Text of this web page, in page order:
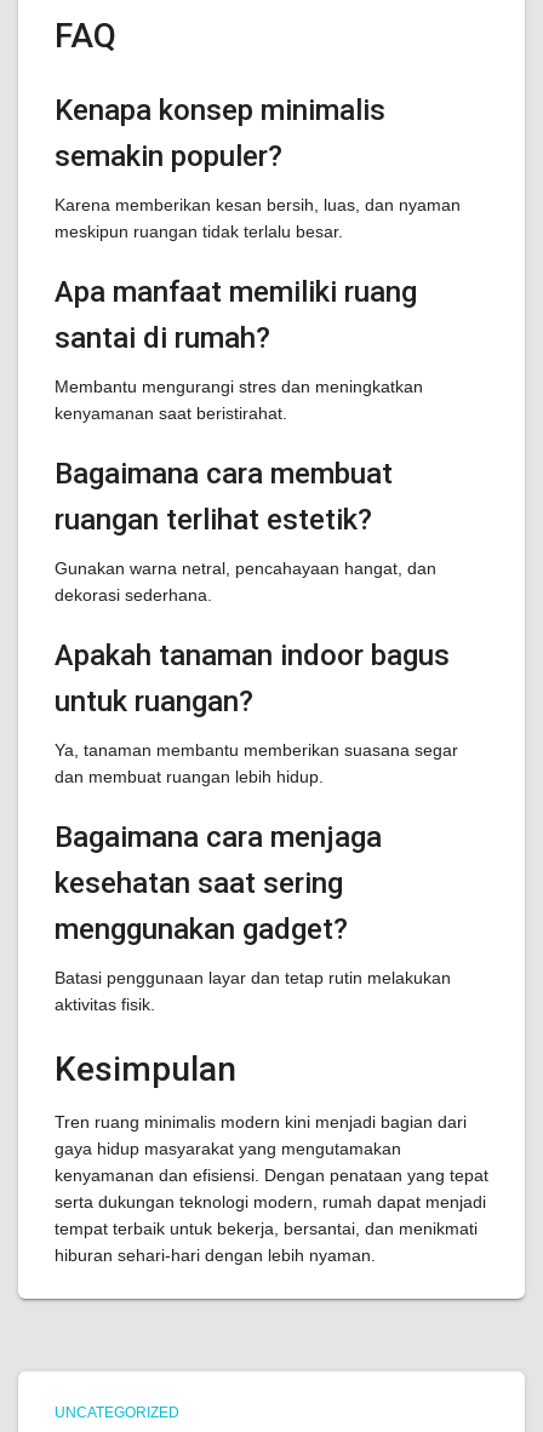
FAQ
Kenapa konsep minimalis
semakin populer?
Karena memberikan kesan bersih, luas, dan nyaman
meskipun ruangan tidak terlalu besar.
Apa manfaat memiliki ruang
santai di rumah?
Membantu mengurangi stres dan meningkatkan
kenyamanan saat beristirahat.
Bagaimana cara membuat
ruangan terlihat estetik?
Gunakan warna netral, pencahayaan hangat, dan
dekorasi sederhana.
Apakah tanaman indoor bagus
untuk ruangan?
Ya, tanaman membantu memberikan suasana segar
dan membuat ruangan lebih hidup.
Bagaimana cara menjaga
kesehatan saat sering
menggunakan gadget?
Batasi penggunaan layar dan tetap rutin melakukan
aktivitas fisik.
Kesimpulan
Tren ruang minimalis modern kini menjadi bagian dari
gaya hidup masyarakat yang mengutamakan
kenyamanan dan efisiensi. Dengan penataan yang tepat
serta dukungan teknologi modern, rumah dapat menjadi
tempat terbaik untuk bekerja, bersantai, dan menikmati
hiburan sehari-hari dengan lebih nyaman.
UNCATEGORIZED